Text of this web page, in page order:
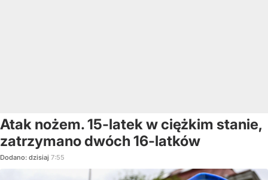
Atak nożem. 15-latek w ciężkim stanie,
zatrzymano dwóch 16-latków
Dodano: dzisiaj 7:55